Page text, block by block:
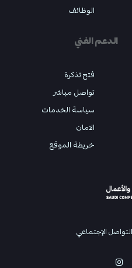
الوظائف
الدعم الفني
فتح تذكرة
تواصل مباشر
سياسة الخدمات
الامان
خريطة الموقع
الإجتماعي